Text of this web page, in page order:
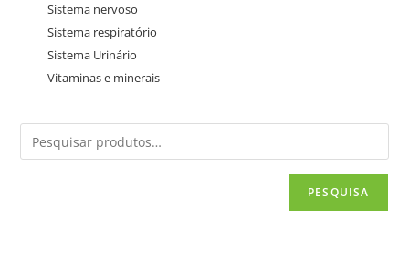
Sistema nervoso
Sistema respiratório
Sistema Urinário
Vitaminas e minerais
PESQUISA